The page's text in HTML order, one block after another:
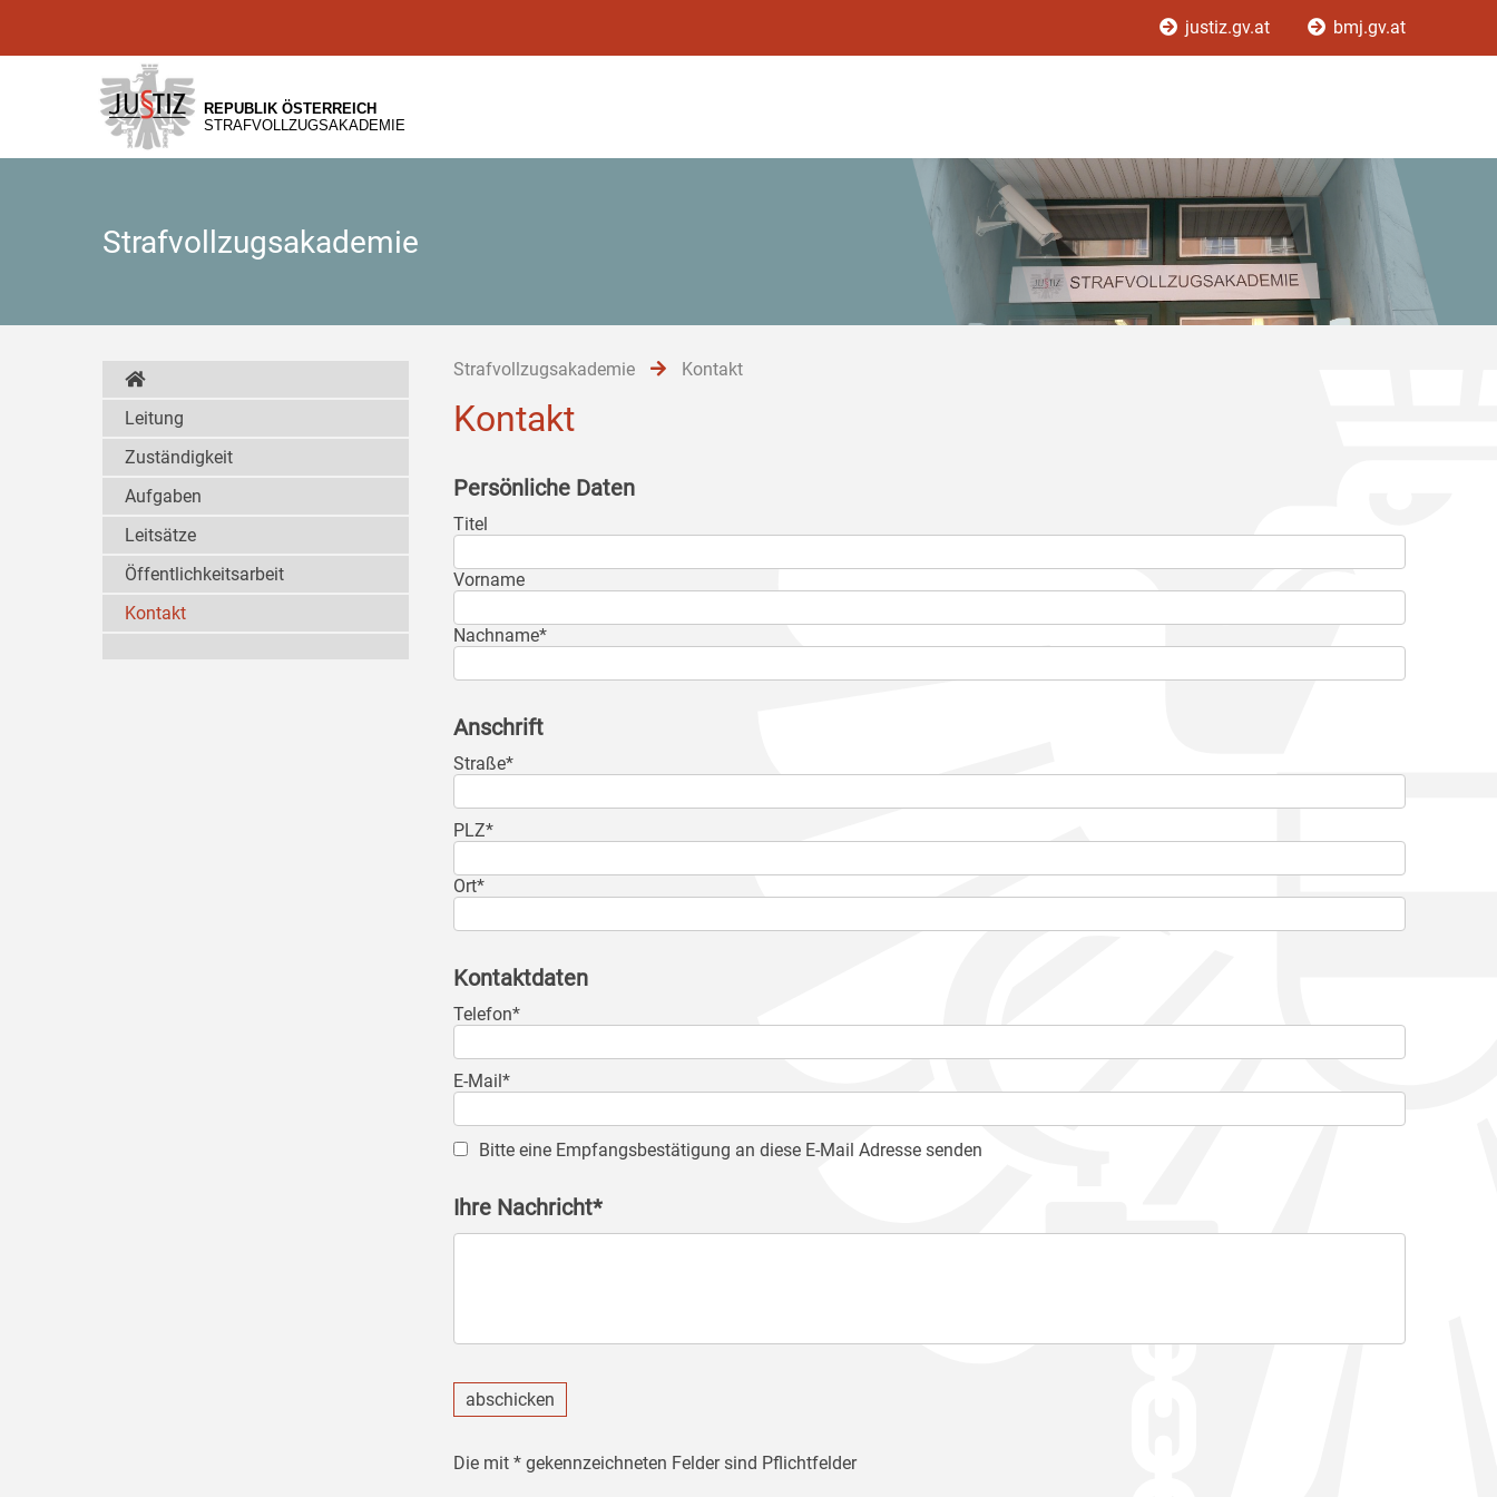
[1]
[2]
[3]
justiz.gv.at bmj.gv.at
REPUBLIK ÖSTERREICH
STRAFVOLLZUGSAKADEMIE
Strafvollzugsakademie
Strafvollzugsakademie Kontakt
Kontakt
Persönliche Daten
Titel
Vorname
Nachname*
Anschrift
Straße*
PLZ*
Ort*
Kontaktdaten
Telefon*
E-Mail*
Bitte eine Empfangsbestätigung an diese E-Mail Adresse senden
Ihre Nachricht*
abschicken
Die mit * gekennzeichneten Felder sind Pflichtfelder
Leitung
Zuständigkeit
Aufgaben
Leitsätze
Öffentlichkeitsarbeit
Kontakt